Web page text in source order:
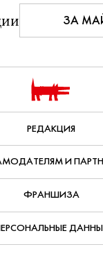
ЗА
РЕДАКЦИЯ
И
ФРАНШИЗА